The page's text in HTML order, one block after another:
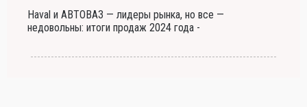
Haval и АВТОВАЗ — лидеры рынка, но все —
недовольны: итоги продаж 2024 года -